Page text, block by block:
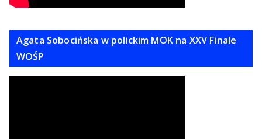
Agata Sobocińska w polickim MOK na XXV Finale
WOŚP